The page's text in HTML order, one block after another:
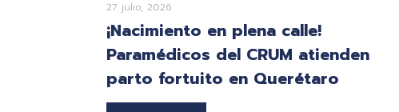
27 julio, 2026
¡Nacimiento en plena calle!
Paramédicos del CRUM atienden
parto fortuito en Querétaro